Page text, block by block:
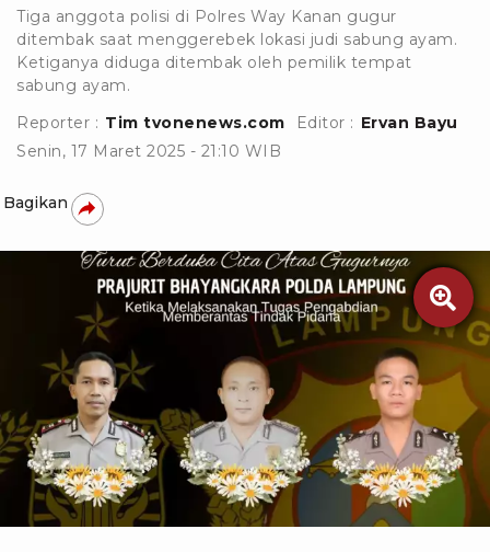
Tiga anggota polisi di Polres Way Kanan gugur
ditembak saat menggerebek lokasi judi sabung ayam.
Ketiganya diduga ditembak oleh pemilik tempat
sabung ayam.
Reporter : Tim tvonenews.com Editor : Ervan Bayu
Senin, 17 Maret 2025 - 21:10 WIB
Bagikan

IST